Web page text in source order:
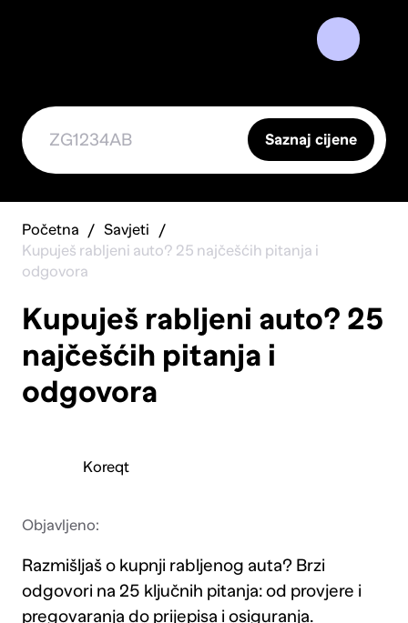
Saznaj cijene
Početna
Savjeti
Kupuješ rabljeni auto? 25 najčešćih pitanja i
odgovora
Kupuješ rabljeni auto? 25
najčešćih pitanja i
odgovora
Koreqt
Objavljeno:
Razmišljaš o kupnji rabljenog auta? Brzi
odgovori na 25 ključnih pitanja: od provjere i
pregovaranja do prijepisa i osiguranja.